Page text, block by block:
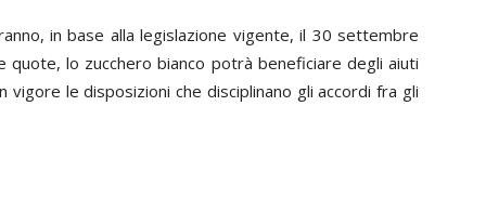
in base alla legislazione vigente, il 30 settembre
lo zucchero bianco potrà beneficiare degli aiuti
vigore le disposizioni che disciplinano gli accordi fra gli